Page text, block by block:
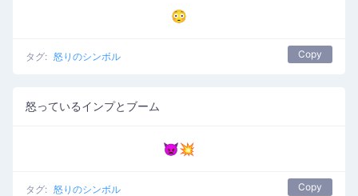
😳
タグ: 怒りのシンボル Copy
怒っているインプとブーム
👿💥
タグ: 怒りのシンボル Copy